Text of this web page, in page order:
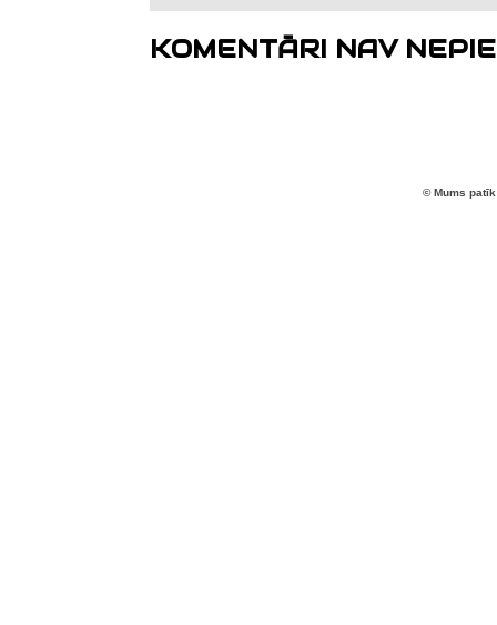
KOMENTĀRI NAV
© Mums